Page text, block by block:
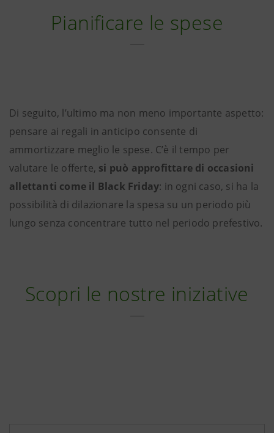
Pianificare le spese
Di seguito, l’ultimo ma non meno importante aspetto:
pensare ai regali in anticipo consente di
ammortizzare meglio le spese. C’è il tempo per
valutare le offerte, si può approfittare di occasioni
allettanti come il Black Friday: in ogni caso, si ha la
possibilità di dilazionare la spesa su un periodo più
lungo senza concentrare tutto nel periodo prefestivo.
Scopri le nostre iniziative